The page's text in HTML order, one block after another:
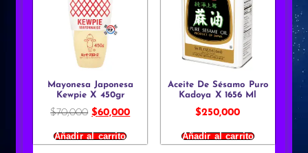
Mayonesa Japonesa
Kewpie X 450gr
$70,000 $60,000
Añadir al carrito
Aceite De Sésamo Puro
Kadoya X 1656 Ml
$250,000
Añadir al carrito